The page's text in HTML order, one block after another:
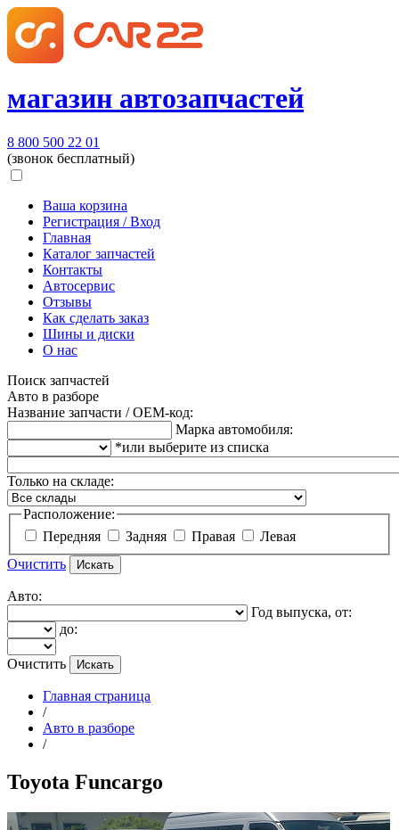
магазин автозапчастей
8 800 500 22 01
(звонок бесплатный)
Ваша корзина
Регистрация / Вход
Главная
Каталог запчастей
Контакты
Автосервис
Отзывы
Как сделать заказ
Шины и диски
О нас
Поиск запчастей
Авто в разборе
Название запчасти / OEM-код:
Марка автомобиля:
*или выберите из списка
Только на складе:
Расположение:
Передняя
Задняя Правая
Левая
Очистить
Авто:
Год выпуска, от:
до:
Очистить
Главная страница
/
Авто в разборе
/
Toyota Funcargo